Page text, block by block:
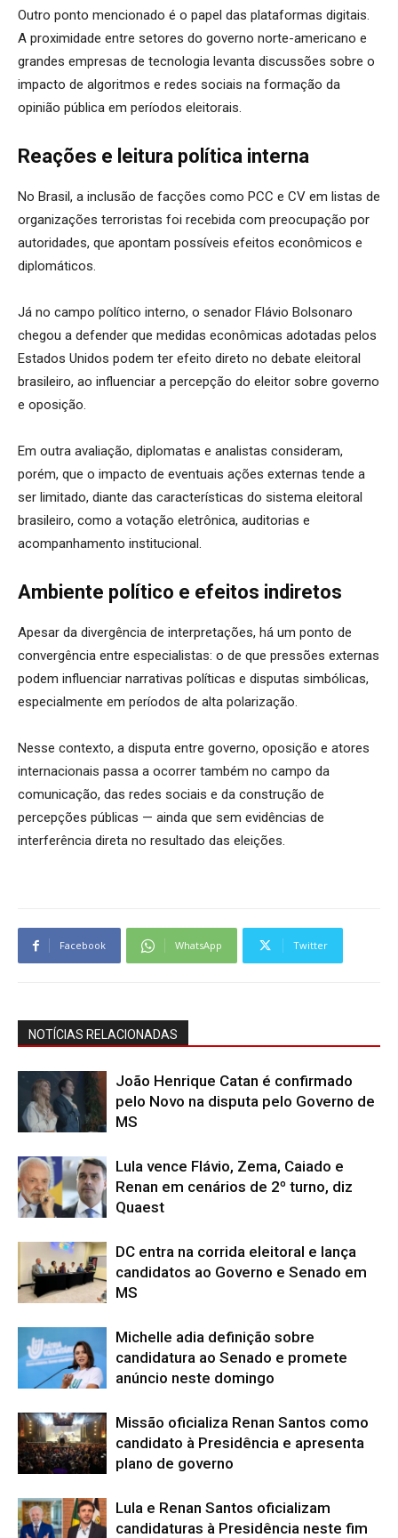
Outro ponto mencionado é o papel das plataformas digitais.
A proximidade entre setores do governo norte-americano e
grandes empresas de tecnologia levanta discussões sobre o
impacto de algoritmos e redes sociais na formação da
opinião pública em períodos eleitorais.
Reações e leitura política interna
No Brasil, a inclusão de facções como PCC e CV em listas de
organizações terroristas foi recebida com preocupação por
autoridades, que apontam possíveis efeitos econômicos e
diplomáticos.
Já no campo político interno, o senador Flávio Bolsonaro
chegou a defender que medidas econômicas adotadas pelos
Estados Unidos podem ter efeito direto no debate eleitoral
brasileiro, ao influenciar a percepção do eleitor sobre governo
e oposição.
Em outra avaliação, diplomatas e analistas consideram,
porém, que o impacto de eventuais ações externas tende a
ser limitado, diante das características do sistema eleitoral
brasileiro, como a votação eletrônica, auditorias e
acompanhamento institucional.
Ambiente político e efeitos indiretos
Apesar da divergência de interpretações, há um ponto de
convergência entre especialistas: o de que pressões externas
podem influenciar narrativas políticas e disputas simbólicas,
especialmente em períodos de alta polarização.
Nesse contexto, a disputa entre governo, oposição e atores
internacionais passa a ocorrer também no campo da
comunicação, das redes sociais e da construção de
percepções públicas — ainda que sem evidências de
interferência direta no resultado das eleições.
Facebook WhatsApp Twitter
NOTÍCIAS RELACIONADAS
João Henrique Catan é confirmado
pelo Novo na disputa pelo Governo de
MS
Lula vence Flávio, Zema, Caiado e
Renan em cenários de 2º turno, diz
Quaest
DC entra na corrida eleitoral e lança
candidatos ao Governo e Senado em
MS
Michelle adia definição sobre
candidatura ao Senado e promete
anúncio neste domingo
Missão oficializa Renan Santos como
candidato à Presidência e apresenta
plano de governo
Lula e Renan Santos oficializam
candidaturas à Presidência neste fim